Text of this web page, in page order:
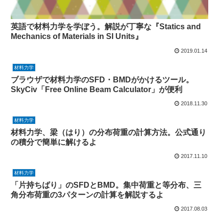
英語で材料力学を学ぼう。解説が丁寧な『Statics and
Mechanics of Materials in SI Units』
2019.01.14
材料力学
ブラウザで材料力学のSFD・BMDがかけるツール。
SkyCiv「Free Online Beam Calculator」が便利
2018.11.30
材料力学
材料力学、梁（はり）の分布荷重の計算方法。公式通り
の積分で簡単に解けるよ
2017.11.10
材料力学
「片持ちばり」のSFDとBMD。集中荷重と等分布、三
角分布荷重の3パターンの計算を解説するよ
2017.08.03